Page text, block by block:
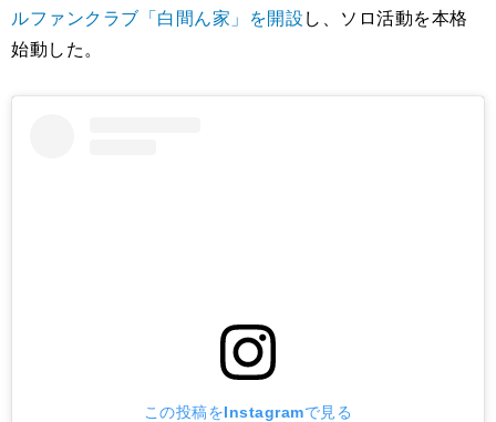
ルファンクラブ「白間ん家」を開設し、ソロ活動を本格
始動した。
この投稿をInstagramで見る